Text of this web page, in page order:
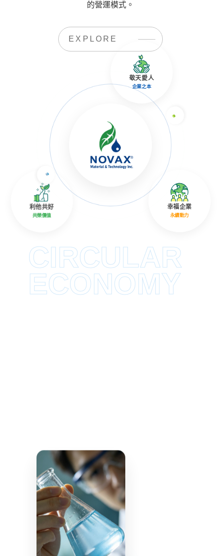
的營運模式。
EXPLORE
敬天愛人
企業之本
利他共好
共榮價值
幸福企業
永續動力
CIRCULAR
ECONOMY